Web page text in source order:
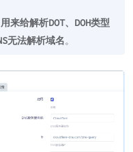
来给解析DOT、DOH类型
无法解析域名。